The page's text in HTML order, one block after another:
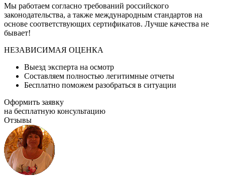
Мы работаем согласно требований российского
законодательства, а также международным стандартов на
основе соответствующих сертификатов. Лучше качества не
бывает!
НЕЗАВИСИМАЯ ОЦЕНКА
Выезд эксперта на осмотр
Составляем полностью легитимные отчеты
Бесплатно поможем разобраться в ситуации
Оформить заявку
на бесплатную консультацию
Отзывы